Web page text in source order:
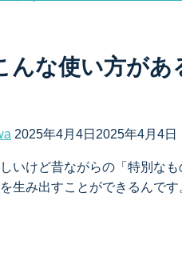
んな使い方が
2025年4月4日 2025年4月4日
いけど昔ながらの「特別な
生み出すことができるんで